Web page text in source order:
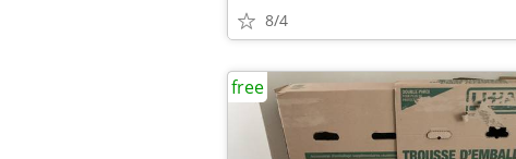
8/4
free